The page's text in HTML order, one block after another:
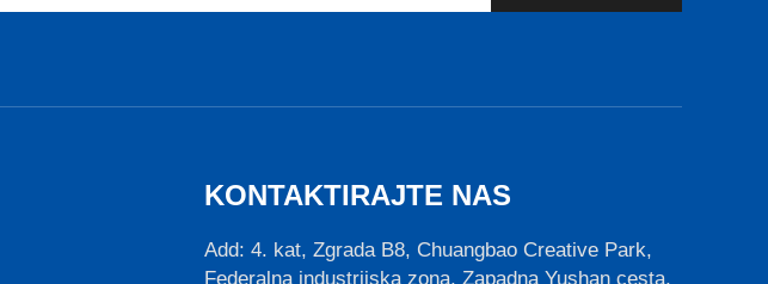
KONTAKTIRAJTE NAS
Add: 4. kat, Zgrada B8, Chuangbao Creative Park,
Federalna industrijska zona, Zapadna Yushan cesta,